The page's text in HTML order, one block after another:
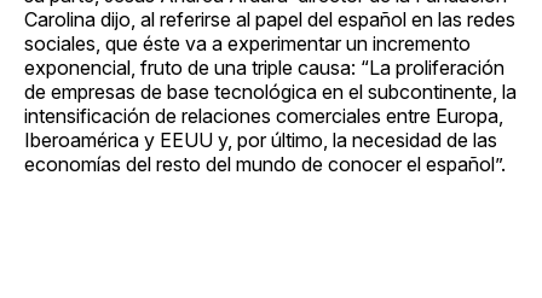
Carolina dijo, al referirse al papel del español en las redes
sociales, que éste va a experimentar un incremento
exponencial, fruto de una triple causa: “La proliferación
de empresas de base tecnológica en el subcontinente, la
intensificación de relaciones comerciales entre Europa,
Iberoamérica y EEUU y, por último, la necesidad de las
economías del resto del mundo de conocer el español”.